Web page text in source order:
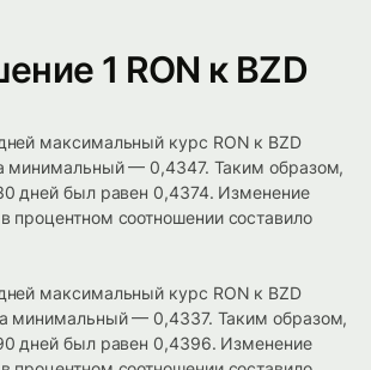
1 RON к BZD
максимальный курс RON к BZD
минимальный — 0,4347. Таким образом,
дней был равен 0,4374. Изменение
процентном соотношении составило
максимальный курс RON к BZD
минимальный — 0,4337. Таким образом,
дней был равен 0,4396. Изменение